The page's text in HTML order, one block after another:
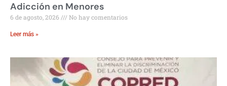
Adicción en Menores
6 de agosto, 2026 No hay comentarios
Leer más »